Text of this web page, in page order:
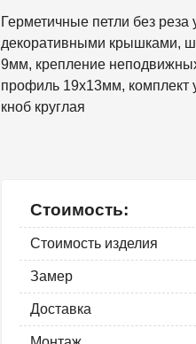
Герметичные петли без
декоративными крышками,
9мм, крепление
профиль 19х13мм, комплект
кноб круглая
Стоимость:
Стоимость изделия
Замер
Доставка